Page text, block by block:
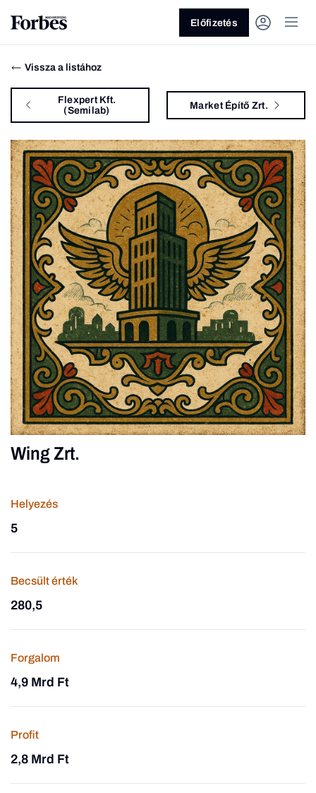
Vagy fedezze fel a következő
témákat
Üzlet Pénz Zöld Legyél jobb!
Előfizetés
Vissza a listához
Flexpert Kft.
(Semilab)
Market Építő Zrt.
Wing Zrt.
Helyezés
5
Becsült érték
280,5
Forgalom
4,9 Mrd Ft
Profit
2,8 Mrd Ft